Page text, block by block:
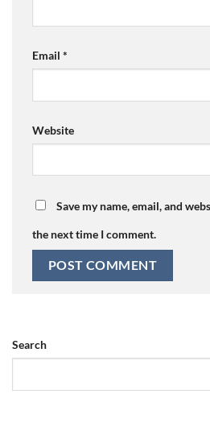
Email *
Website
Save my name, email, and
the next time I comment.
Search